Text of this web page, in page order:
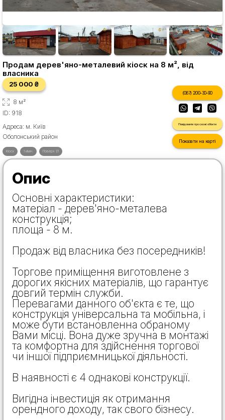
Продам дерев'яно-металевий кіоск на 8 м², від
власника
25 000 ₴
8 м²
ID: 918
Адреса: м. Київ
Оболонський район
(067) 200-30-90
Повідомити про схожі об'єкти
Показати на карті
Кіоск 1 кімн. Поверх 1/1
Опис
Основні характеристики:
матеріал - дерев'яно-металева
конструкція;
площа - 8 м.
Продаж від власника без посередників!
Торгове приміщення виготовлене з
дорогих якісних матеріалів, що гарантує
довгий термін служби.
Перевагами данного об'єкта є те, що
конструкція універсальна та мобільна, і
може бути встановленна обраному
Вами місці. Вона дуже зручна в монтажі
та комфортна для здійснення торгової
чи іншої підприємницької діяльності.
В наявності є 4 однакові конструкції.
Вигідна інвестиція як отримання
орендного доходу, так свого бізнесу.